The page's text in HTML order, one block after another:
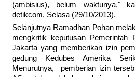
(ambisius), belum waktunya,"
detikcom, Selasa (29/10/2013).
Selanjutnya Ramadhan Pohan
mengkritik keputusan Pemerintah
Jakarta yang memberikan izin
gedung Kedubes Amerika
Menurutnya, pemberian izin